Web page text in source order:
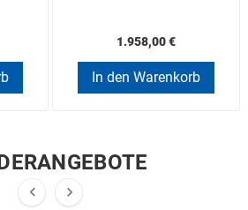
1.958,00 €
In den Warenkorb
 